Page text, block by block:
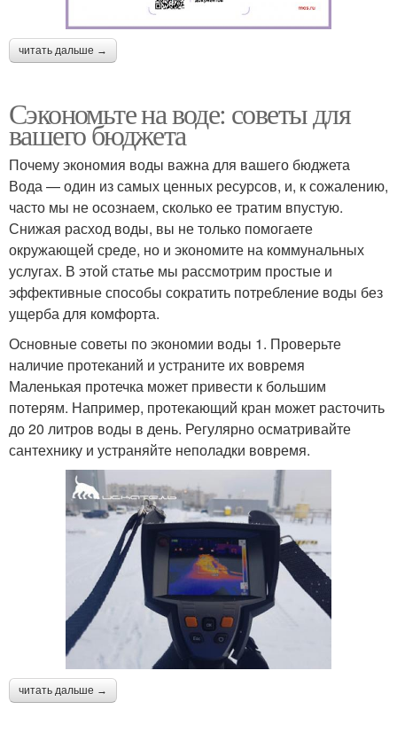
читать дальше →
Сэкономьте на воде: советы для
вашего бюджета
Почему экономия воды важна для вашего бюджета
Вода — один из самых ценных ресурсов, и, к сожалению,
часто мы не осознаем, сколько ее тратим впустую.
Снижая расход воды, вы не только помогаете
окружающей среде, но и экономите на коммунальных
услугах. В этой статье мы рассмотрим простые и
эффективные способы сократить потребление воды без
ущерба для комфорта.
Основные советы по экономии воды 1. Проверьте
наличие протеканий и устраните их вовремя
Маленькая протечка может привести к большим
потерям. Например, протекающий кран может расточить
до 20 литров воды в день. Регулярно осматривайте
сантехнику и устраняйте неполадки вовремя.
читать дальше →